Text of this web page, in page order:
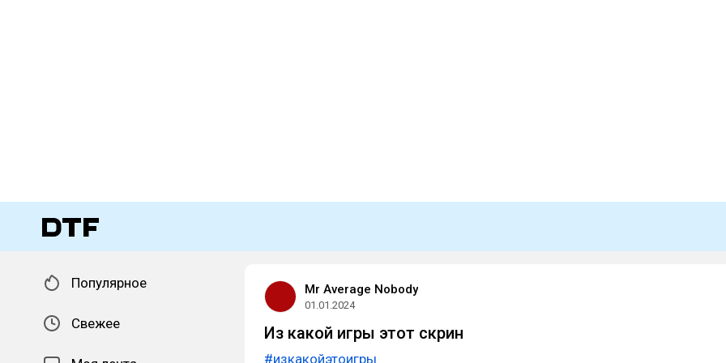
Популярное
Свежее
Mr Average Nobody
01.01.2024
Из какой игры этот скрин
#изкакойэтоигры